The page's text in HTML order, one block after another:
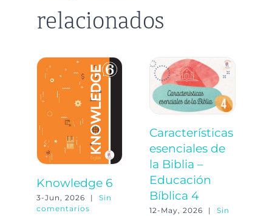
relacionados
Knowledge 6
3-Jun, 2026 |
Sin
comentarios
Características
esenciales de
la Biblia –
Educación
Bíblica 4
12-May, 2026 |
Sin